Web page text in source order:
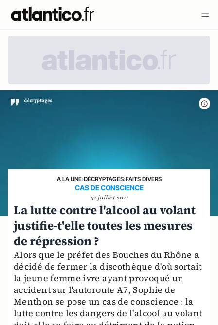
A LA UNE›DÉCRYPTAGES›FAITS DIVERS
CAS DE CONSCIENCE
31 juillet 2011
La lutte contre l'alcool au volant
justifie-t'elle toutes les mesures
de répression ?
Alors que le préfet des Bouches du Rhône a
décidé de fermer la discothèque d'où sortait
la jeune femme ivre ayant provoqué un
accident sur l'autoroute A7, Sophie de
Menthon se pose un cas de conscience : la
lutte contre les dangers de l'alcool au volant